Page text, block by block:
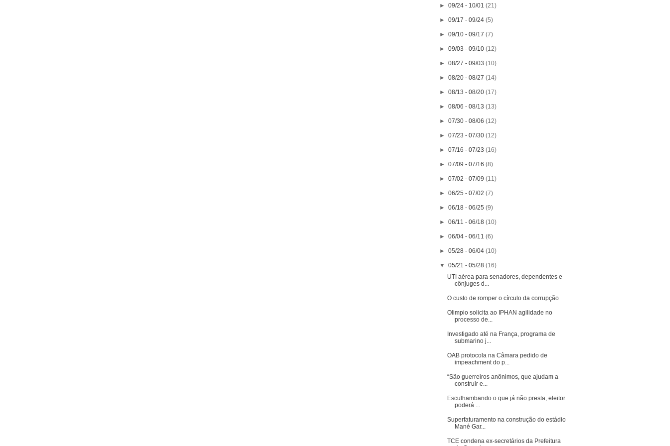
►09/24 - 10/01(21)
►09/17 - 09/24(5)
►09/10 - 09/17(7)
►09/03 - 09/10(12)
►08/27 - 09/03(10)
►08/20 - 08/27(14)
►08/13 - 08/20(17)
►08/06 - 08/13(13)
►07/30 - 08/06(12)
►07/23 - 07/30(12)
►07/16 - 07/23(16)
►07/09 - 07/16(8)
►07/02 - 07/09(11)
►06/25 - 07/02(7)
►06/18 - 06/25(9)
►06/11 - 06/18(10)
►06/04 - 06/11(6)
►05/28 - 06/04(10)
▼05/21 - 05/28(16)
UTI aérea para senadores, dependentes e
cônjuges d...
O custo de romper o círculo da corrupção
Olimpio solicita ao IPHAN agilidade no
processo de...
Investigado até na França, programa de
submarino j...
OAB protocola na Câmara pedido de
impeachment do p...
“São guerreiros anônimos, que ajudam a
construir e...
Esculhambando o que já não presta, eleitor
poderá ...
Superfaturamento na construção do estádio
Mané Gar...
TCE condena ex-secretários da Prefeitura